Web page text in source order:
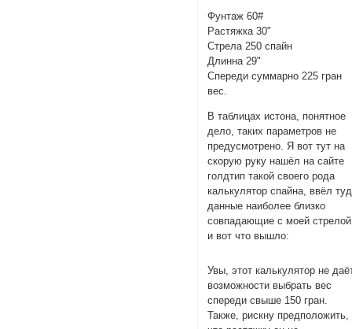
Фунтаж 60#
Растяжка 30"
Стрела 250 спайн
Длинна 29"
Спереди суммарно 225 гран
вес.
В таблицах истона, понятное
дело, таких параметров не
предусмотрено. Я вот тут на
скорую руку нашёл на сайте
голдтип такой своего рода
калькулятор спайна, ввёл
данные наиболее близко
совпадающие с моей
и вот что вышло:
Увы, этот калькулятор не
возможности выбрать вес
спереди свыше 150 гран.
Также, рискну предположить,